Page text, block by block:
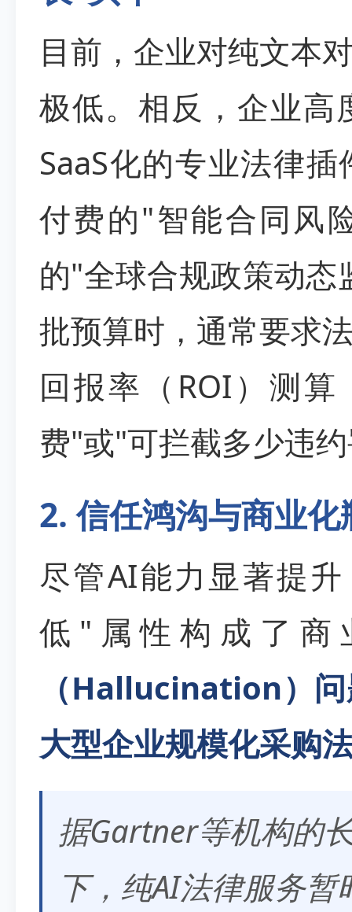
目前，企业对纯文本
极低。相反，企业高
SaaS化的专业法律
付费的"智能合同风
的"全球合规政策动
批预算时，通常要求
回报率（ROI）测
费"或"可拦截多少违
2. 信任鸿沟与商业化
尽管AI能力显著提
低"属性构成了商
（Hallucination）
大型企业规模化采购
据Gartner等机构的
下，纯AI法律服务